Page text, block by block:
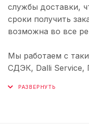
службы доставки,
сроки получить
возможна во все
Мы работаем с
СДЭК, Dalli Service,